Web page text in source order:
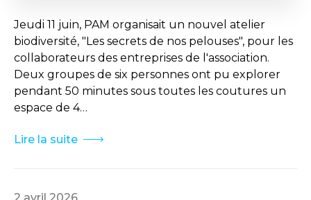
Jeudi 11 juin, PAM organisait un nouvel atelier
biodiversité, "Les secrets de nos pelouses", pour les
collaborateurs des entreprises de l'association.
Deux groupes de six personnes ont pu explorer
pendant 50 minutes sous toutes les coutures un
espace de 4…
Lire la suite